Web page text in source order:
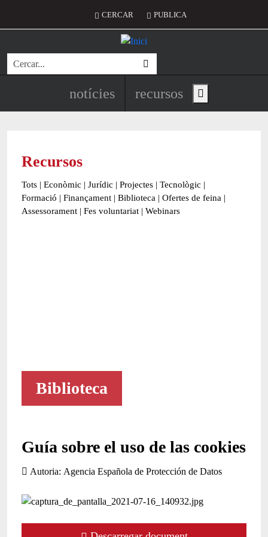
Menú del compte d'usuari
CERCAR PUBLICA
Cerca
Navegació principal de
notícies recursos Show main menu
Recursos
Tots | Econòmic | Jurídic | Projectes | Tecnològic |
Formació | Finançament | Biblioteca | Ofertes de feina |
Assessorament | Fes voluntariat | Webinars
Biblioteca
Guía sobre el uso de las cookies
Autoria Agencia Española de Protección de Datos